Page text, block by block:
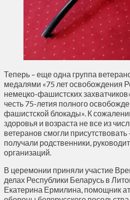
Теперь – еще одна группа
медалями «75 лет освобождения
немецко-фашистских
честь 75-летия полного
фашистской блокады». К
здоровья и возраста не все из
ветеранов смогли присутствовать
получали родственники,
организаций.
В церемонии приняли участие
делах Республики Беларусь в
Екатерина Ермилина, помощник